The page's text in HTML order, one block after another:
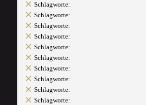
Schlagworte:
Schlagworte:
Schlagworte:
Schlagworte:
Schlagworte:
Schlagworte:
Schlagworte:
Schlagworte:
Schlagworte:
Schlagworte: